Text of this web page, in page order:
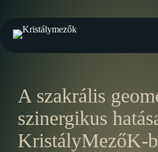
A szakrális
szinergikus
KristályMezőK-